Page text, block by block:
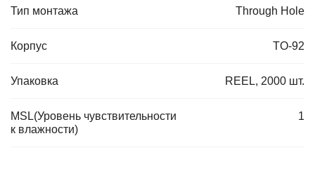
Тип монтажа Through Hole
Корпус TO-92
Упаковка REEL, 2000 шт.
MSL(Уровень чувствительности
к влажности)
1